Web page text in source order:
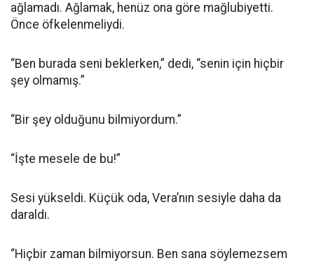
ağlamadı. Ağlamak, henüz ona göre mağlubiyetti.
Önce öfkelenmeliydi.
“Ben burada seni beklerken,” dedi, “senin için hiçbir
şey olmamış.”
“Bir şey olduğunu bilmiyordum.”
“İşte mesele de bu!”
Sesi yükseldi. Küçük oda, Vera’nın sesiyle daha da
daraldı.
“Hiçbir zaman bilmiyorsun. Ben sana söylemezsem